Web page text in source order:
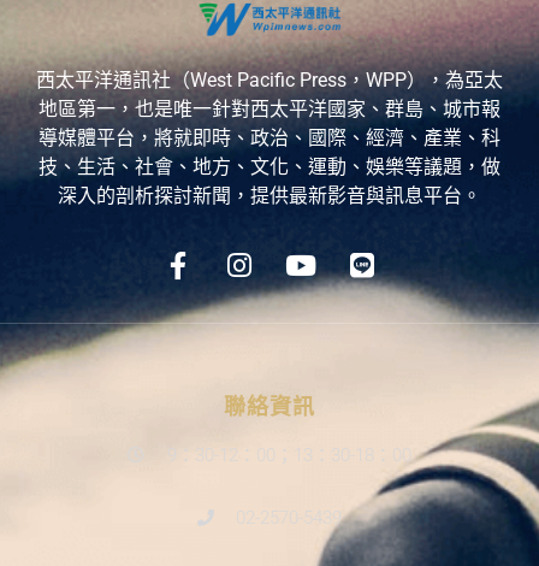
西太平洋通訊社（West Pacific Press，WPP），為亞太
地區第一，也是唯一針對西太平洋國家、群島、城市報
導媒體平台，將就即時、政治、國際、經濟、產業、科
技、生活、社會、地方、文化、運動、娛樂等議題，做
深入的剖析探討新聞，提供最新影音與訊息平台。
聯絡資訊
9：30-12：00；13：30-18：00
02-2570-5439